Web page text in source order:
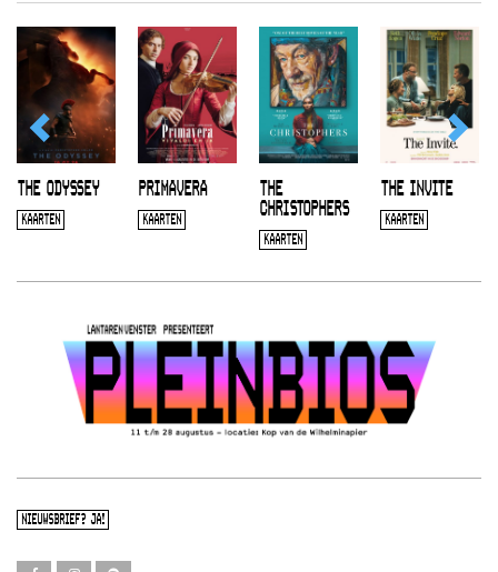
THE ODYSSEY
KAARTEN
PRIMAVERA
KAARTEN
THE
CHRISTOPHERS
KAARTEN
THE INVITE
KAARTEN
NIEUWSBRIEF? JA!